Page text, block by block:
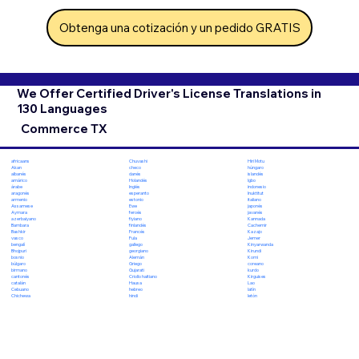
Obtenga una cotización y un pedido GRATIS
We Offer Certified Driver's License Translations in
130 Languages
Commerce TX
africaans
Akan
albanés
amárico
árabe
aragonés
armenio
Assamese
Aymara
azerbaiyano
Bambara
Bashkir
vasco
bengalí
Bhojpuri
bosnio
búlgaro
birmano
cantonés
catalán
Cebuano
Chichewa
Chuvashi
checo
danés
Holandés
Inglés
esperanto
estonio
Ewe
feroés
fiyiano
finlandés
Francés
Fula
gallego
georgiano
Alemán
Griego
Gujarati
Criollo haitiano
Hausa
hebreo
hindi
Hiri Motu
húngaro
islandés
Igbo
indonesio
Inuktitut
italiano
japonés
javanés
Kannada
Cachemir
Kazajo
Jemer
Kinyarwanda
Kirundi
Komi
coreano
kurdo
Kirguises
Lao
latín
letón